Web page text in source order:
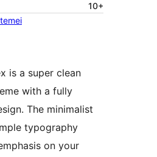
10+
is a super clean
with a fully
The minimalist
typography
on your